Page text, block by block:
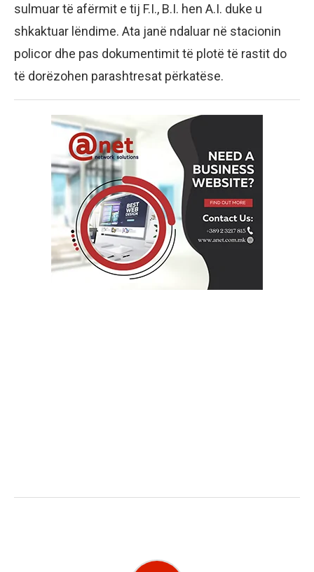
sulmuar të afërmit e tij F.I., B.I. hen A.I. duke u
shkaktuar lëndime. Ata janë ndaluar në stacionin
policor dhe pas dokumentimit të plotë të rastit do
të dorëzohen parashtresat përkatëse.